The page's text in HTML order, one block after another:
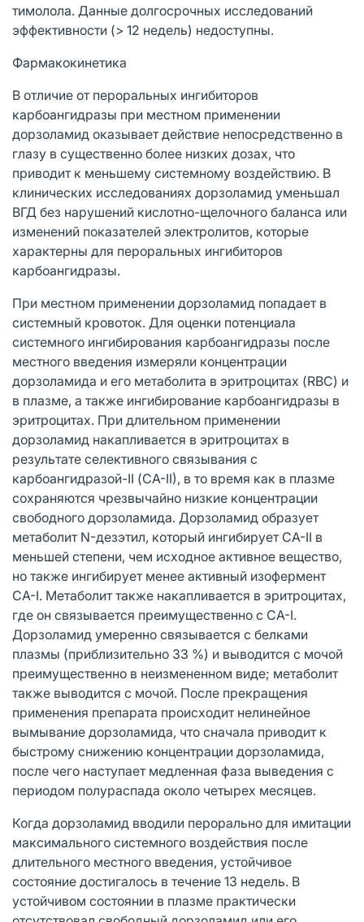
тимолола. Данные долгосрочных исследований
эффективности (> 12 недель) недоступны.
Фармакокинетика
В отличие от пероральных ингибиторов
карбоангидразы при местном применении
дорзоламид оказывает действие непосредственно в
глазу в существенно более низких дозах, что
приводит к меньшему системному воздействию. В
клинических исследованиях дорзоламид уменьшал
ВГД без нарушений кислотно-щелочного баланса или
изменений показателей электролитов, которые
характерны для пероральных ингибиторов
карбоангидразы.
При местном применении дорзоламид попадает в
системный кровоток. Для оценки потенциала
системного ингибирования карбоангидразы после
местного введения измеряли концентрации
дорзоламида и его метаболита в эритроцитах (RBC) и
в плазме, а также ингибирование карбоангидразы в
эритроцитах. При длительном применении
дорзоламид накапливается в эритроцитах в
результате селективного связывания с
карбоангидразой-II (СА-II), в то время как в плазме
сохраняются чрезвычайно низкие концентрации
свободного дорзоламида. Дорзоламид образует
метаболит N-дезэтил, который ингибирует CA-II в
меньшей степени, чем исходное активное вещество,
но также ингибирует менее активный изофермент
CA-I. Метаболит также накапливается в эритроцитах,
где он связывается преимущественно с СА-I.
Дорзоламид умеренно связывается с белками
плазмы (приблизительно 33 %) и выводится с мочой
преимущественно в неизмененном виде; метаболит
также выводится с мочой. После прекращения
применения препарата происходит нелинейное
вымывание дорзоламида, что сначала приводит к
быстрому снижению концентрации дорзоламида,
после чего наступает медленная фаза выведения с
периодом полураспада около четырех месяцев.
Когда дорзоламид вводили перорально для имитации
максимального системного воздействия после
длительного местного введения, устойчивое
состояние достигалось в течение 13 недель. В
устойчивом состоянии в плазме практически